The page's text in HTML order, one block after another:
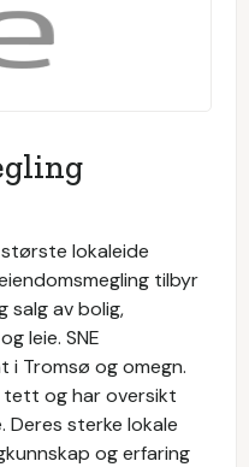
lokaleide
tilbyr
salg av bolig,
leie. SNE
i Tromsø og omegn.
tett og har oversikt
Deres sterke lokale
og erfaring